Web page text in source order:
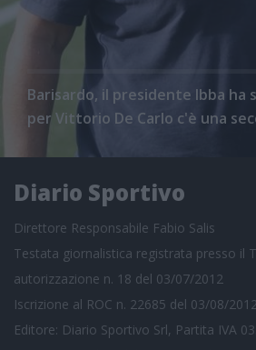
Barisardo, il presidente Ibba ha
per Vittorio De Carlo c'è una
Diario Sportivo
Direttore Responsabile Fabio Salis
Testata giornalistica registrata presso il
autorizzazione n. 18 del 03/07/2012
Iscrizione al ROC n. 22685 del 03/08/2012
Editore: Diario Sportivo Srl, Partita IVA